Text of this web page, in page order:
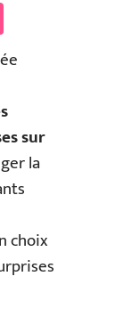
sur
la
choix